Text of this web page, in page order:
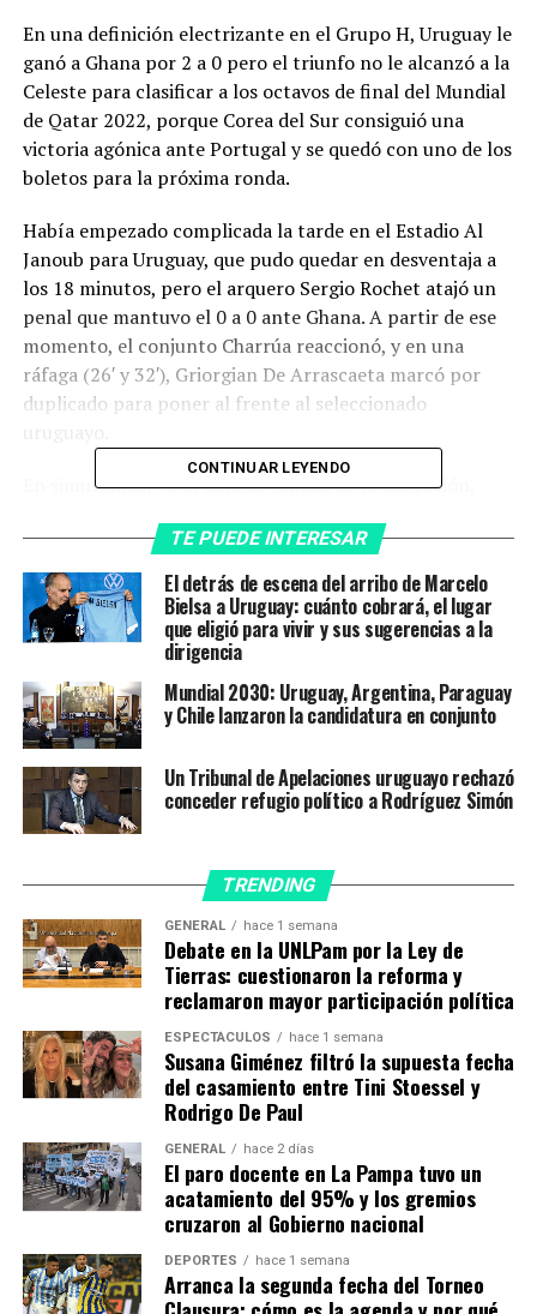
En una definición electrizante en el Grupo H, Uruguay le
ganó a Ghana por 2 a 0 pero el triunfo no le alcanzó a la
Celeste para clasificar a los octavos de final del Mundial
de Qatar 2022, porque Corea del Sur consiguió una
victoria agónica ante Portugal y se quedó con uno de los
boletos para la próxima ronda.
Había empezado complicada la tarde en el Estadio Al
Janoub para Uruguay, que pudo quedar en desventaja a
los 18 minutos, pero el arquero Sergio Rochet atajó un
penal que mantuvo el 0 a 0 ante Ghana. A partir de ese
momento, el conjunto Charrúa reaccionó, y en una
ráfaga (26′ y 32′), Griorgian De Arrascaeta marcó por
duplicado para poner al frente al seleccionado
En simultáneo, en el Estadio Ciudad de la Educación,
ante el ya clasificado Portugal, luego de comenzar en
desventaja. Con el 2 a 0 de Uruguay y la igualdad de los
asiáticos, el conjunto sudamericano se estaba quedando
con la segunda plaza para octavos.
Pero todo cambió en los minutos finales. Porque Corea
pasó a ganar con un gol agónico de Hwang Hee-chan en
el tiempo de descuento, y el triunfo ponía a los asiáticos
en la siguiente ronda, al tener más goles a favor (4) que
los uruguayos (2).
buscar el gol que lo volviera a depositar en zona de
clasificiación. Sin embargo, después de una polémica
jugada que todos los charrúas reclamaron como penal,
no hubo tiempo para más y la Celeste se despidió de la
Copa del Mundo.
Así quedaron las posiciones del Grupo H del
Mundial de Qatar 2022
1- Portugal | 6 puntos | +2 diferencia de gol | 6 goles a
favor
2- Corea del Sur | 4 puntos | 0 diferencia de gol | 4 goles a
favor
favor
4- Ghana | 3 puntos | -2 diferencia de gol | 5 goles a favor
CONTINUAR LEYENDO
TE PUEDE INTERESAR
El detrás de escena del arribo de Marcelo
Bielsa a Uruguay: cuánto cobrará, el lugar
que eligió para vivir y sus sugerencias a la
dirigencia
Mundial 2030: Uruguay, Argentina, Paraguay
y Chile lanzaron la candidatura en conjunto
Un Tribunal de Apelaciones uruguayo rechazó
conceder refugio político a Rodríguez Simón
TRENDING
GENERAL hace 1 semana
Debate en la UNLPam por la Ley de
Tierras: cuestionaron la reforma y
reclamaron mayor participación política
ESPECTÁCULOS hace 1 semana
Susana Giménez filtró la supuesta fecha
del casamiento entre Tini Stoessel y
Rodrigo De Paul
GENERAL hace 2 días
El paro docente en La Pampa tuvo un
acatamiento del 95% y los gremios
cruzaron al Gobierno nacional
DEPORTES hace 1 semana
Arranca la segunda fecha del Torneo